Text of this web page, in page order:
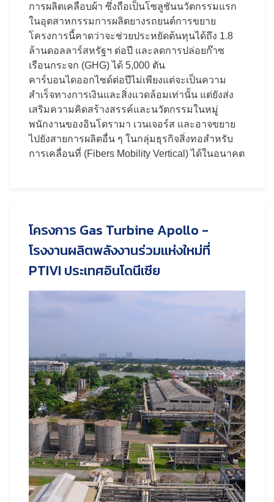
การผลิตเคลือบผ้า ซึ่งถือเป็นโซลูชันนวัตกรรมแรก
ในอุตสาหกรรมการผลิตยางรถยนต์การขยาย
โครงการนี้คาดว่าจะช่วยประหยัดต้นทุนได้ถึง 1.8
ล้านดอลลาร์สหรัฐฯ ต่อปี และลดการปล่อยก๊าซ
เรือนกระจก (GHG) ได้ 5,000 ตัน
คาร์บอนไดออกไซด์ต่อปีไม่เพียงแต่จะเป็นความ
สำเร็จทางการเงินและสิ่งแวดล้อมเท่านั้น แต่ยังส่ง
เสริมความคิดสร้างสรรค์และนวัตกรรมในหมู่
พนักงานของอินโดรามา เวนเจอร์ส และอาจขยาย
ไปยังสายการผลิตอื่น ๆ ในกลุ่มธุรกิจสิ่งทอสำหรับ
การเคลื่อนที่ (Fibers Mobility Vertical) ได้ในอนาคต
โครงการ Gas Turbine Apollo -
โรงงานผลิตพลังงานร่วมแห่งใหม่ที่
PTIVI ประเทศอินโดนีเซีย